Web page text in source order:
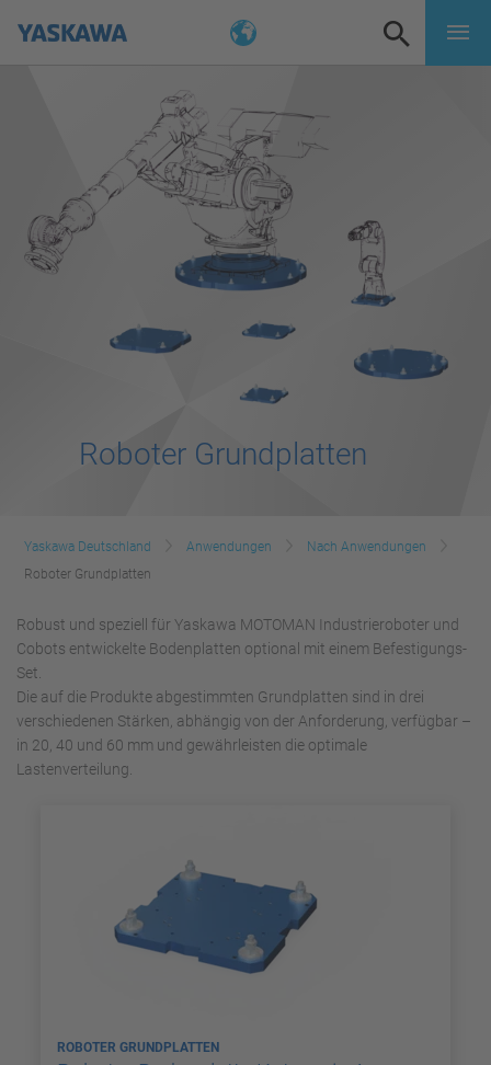
Roboter Grundplatten
Yaskawa Deutschland Anwendungen
Nach Anwendungen
Roboter Grundplatten
Robust und speziell für Yaskawa MOTOMAN Industrieroboter und
Cobots entwickelte Bodenplatten optional mit einem Befestigungs-
Set.
Die auf die Produkte abgestimmten Grundplatten sind in drei
verschiedenen Stärken, abhängig von der Anforderung, verfügbar –
in 20, 40 und 60 mm und gewährleisten die optimale
Lastenverteilung.
ROBOTER GRUNDPLATTEN